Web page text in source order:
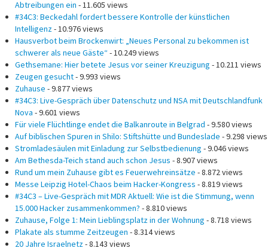
Abtreibungen ein - 11.605 views
#34C3: Beckedahl fordert bessere Kontrolle der künstlichen
Intelligenz - 10.976 views
Hausverbot beim Brockenwirt: „Neues Personal zu bekommen ist
schwerer als neue Gäste“- 10.249 views
Gethsemane: Hier betete Jesus vor seiner Kreuzigung - 10.211 views
Zeugen gesucht- 9.993 views
Zuhause - 9.877 views
#34C3: Live-Gespräch über Datenschutz und NSA mit Deutschlandfunk
Nova - 9.601 views
Für viele Flüchtlinge endet die Balkanroute in Belgrad - 9.580 views
Auf biblischen Spuren in Shilo: Stiftshütte und Bundeslade - 9.298 views
Stromladesäulen mit Einladung zur Selbstbedienung - 9.046 views
Am Bethesda-Teich stand auch schon Jesus - 8.907 views
Rund um mein Zuhause gibt es Feuerwehreinsätze - 8.872 views
Messe Leipzig Hotel-Chaos beim Hacker-Kongress - 8.819 views
#34C3 – Live-Gespräch mit MDR Aktuell: Wie ist die Stimmung, wenn
15.000 Hacker zusammenkommen? - 8.810 views
Zuhause, Folge 1: Mein Lieblingsplatz in der Wohnung - 8.718 views
Plakate als stumme Zeitzeugen - 8.314 views
20 Jahre Israelnetz - 8.143 views